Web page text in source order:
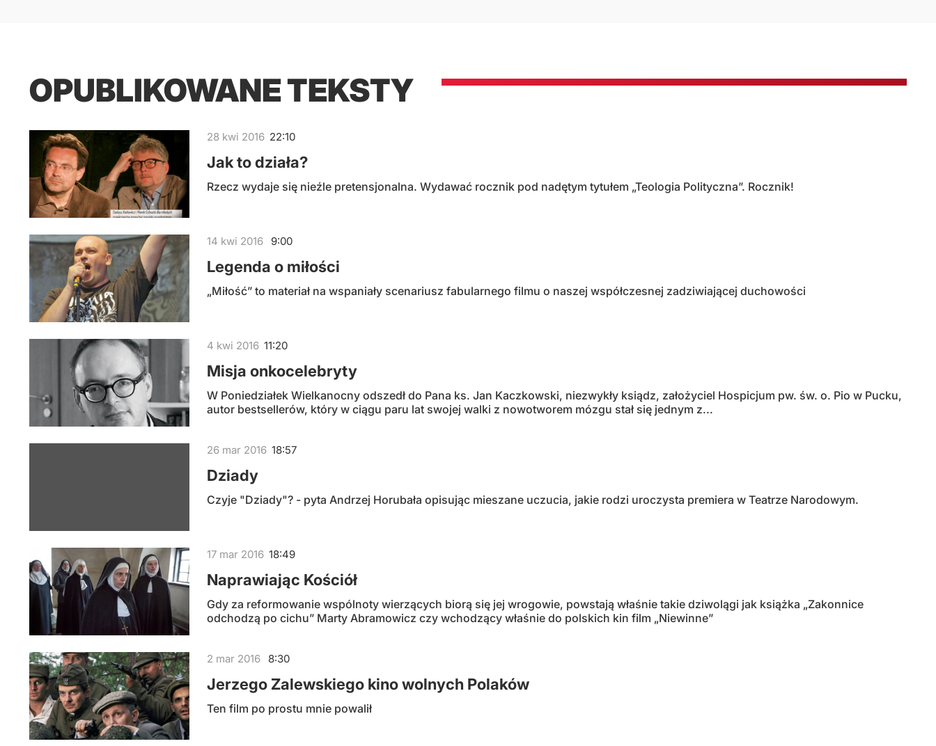
OPUBLIKOWANE TEKSTY
Jak to działa?
Rzecz wydaje się nieźle pretensjonalna. Wydawać rocznik pod nadętym tytułem „Teologia Polityczna”. Rocznik!
28 kwi 2016 22:10
Legenda o miłości
„Miłość” to materiał na wspaniały scenariusz fabularnego filmu o naszej współczesnej zadziwiającej duchowości
14 kwi 2016 9:00
Misja onkocelebryty
W Poniedziałek Wielkanocny odszedł do Pana ks. Jan Kaczkowski, niezwykły ksiądz, założyciel Hospicjum pw. św. o. Pio w Pucku,
autor bestsellerów, który w ciągu paru lat swojej walki z nowotworem mózgu stał się jednym z...
4 kwi 2016 11:20
Dziady
Czyje "Dziady"? - pyta Andrzej Horubała opisując mieszane uczucia, jakie rodzi uroczysta premiera w Teatrze Narodowym.
26 mar 2016 18:57
Naprawiając Kościół
Gdy za reformowanie wspólnoty wierzących biorą się jej wrogowie, powstają właśnie takie dziwolągi jak książka „Zakonnice
odchodzą po cichu” Marty Abramowicz czy wchodzący właśnie do polskich kin film „Niewinne”
17 mar 2016 18:49
Jerzego Zalewskiego kino wolnych Polaków
Ten film po prostu mnie powalił
2 mar 2016 8:30